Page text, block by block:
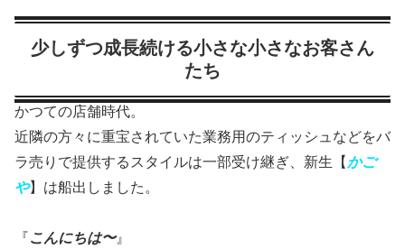
少しずつ成長続ける小さな小さなお客さん
たち
かつての店舗時代。
近隣の方々に重宝されていた業務用のティッシュなどをバ
ラ売りで提供するスタイルは一部受け継ぎ、新生【 かご
や】は船出しました。
『こんにちは〜』